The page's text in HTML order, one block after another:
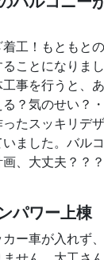
工！もともと
ことになりま
事を行うと、
？気のせい？
たスッキリデ
ました。バル
画、大丈夫？？
パワー上棟
ー車が入れず